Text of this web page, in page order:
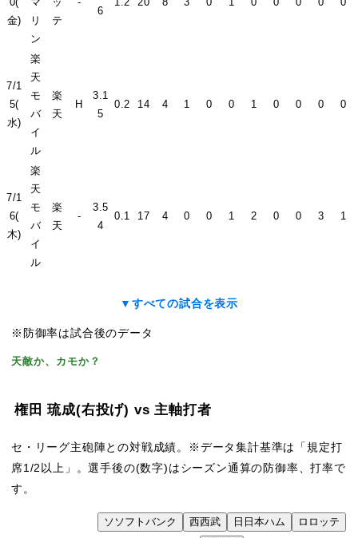
金)
リ
ン
テ
6
7/1
5(
水)
楽
天
モ
バ
イ
ル
楽
天
H
3.1
5
0.2 14 4 1 0 0 1 0 0 0 0
7/1
6(
木)
楽
天
モ
バ
イ
ル
楽
天
-
3.5
4
0.1 17 4 0 0 1 2 0 0 3 1
▼すべての試合を表示
※防御率は試合後のデータ
天敵か、カモか？
権田 琉成(右投げ) vs 主軸打者
セ・リーグ主砲陣との対戦成績。※データ集計基準は「規定打
席1/2以上」。選手後の(数字)はシーズン通算の防御率、打率で
す。
ソ ソフトバンク 西西武 日 日本ハム ロ ロッテ